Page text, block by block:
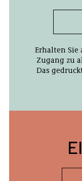
Erhalten Sie
Zugang zu
Das